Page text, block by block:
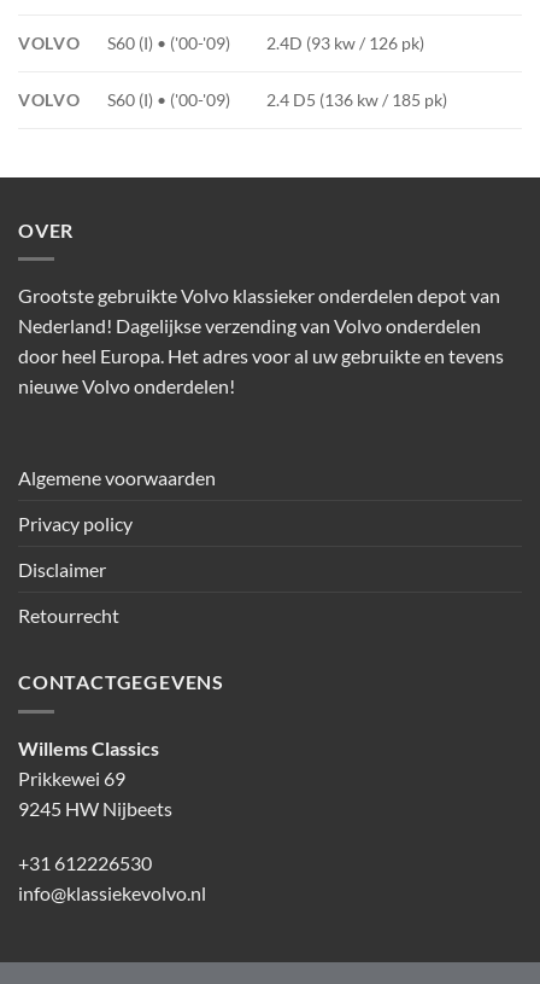
VOLVO S60 (I) • ('00-'09) 2.4D (93 kw / 126 pk)
VOLVO S60 (I) • ('00-'09) 2.4 D5 (136 kw / 185 pk)
OVER
Grootste gebruikte Volvo klassieker onderdelen depot van
Nederland! Dagelijkse verzending van Volvo onderdelen
door heel Europa. Het adres voor al uw gebruikte en tevens
nieuwe Volvo onderdelen!
Algemene voorwaarden
Privacy policy
Disclaimer
Retourrecht
CONTACTGEGEVENS
Willems Classics
Prikkewei 69
9245 HW Nijbeets
+31 612226530
info@klassiekevolvo.nl